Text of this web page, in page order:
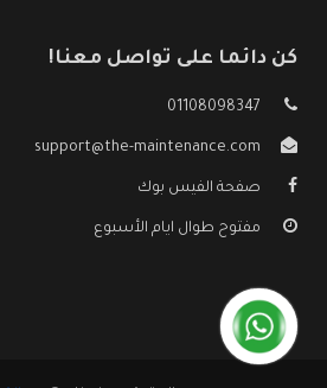
كن دائما على تواصل معنا!
01108098347
support@the-maintenance.com
صفحة الفيس بوك
مفتوح طوال ايام الأسبوع